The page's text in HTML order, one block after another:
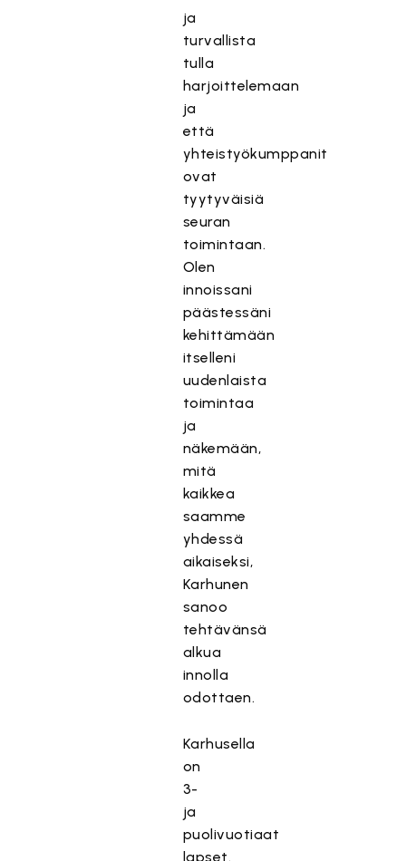
ja
turvallista
tulla
harjoittelemaan
ja
että
yhteistyökumppanit
ovat
tyytyväisiä
seuran
toimintaan.
Olen
innoissani
päästessäni
kehittämään
itselleni
uudenlaista
toimintaa
ja
näkemään,
mitä
kaikkea
saamme
yhdessä
aikaiseksi,
Karhunen
sanoo
tehtävänsä
alkua
innolla
odottaen.
Karhusella
on
3-
ja
puolivuotiaat
lapset.